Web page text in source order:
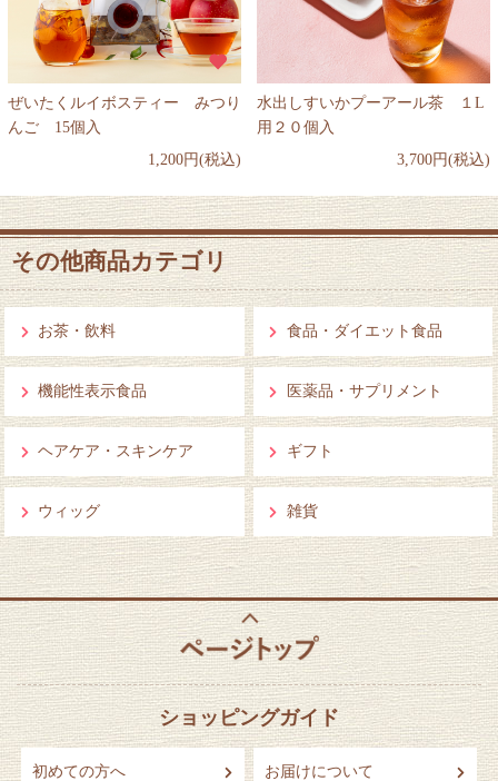
ぜいたくルイボスティー みつり
んご 15個入
1,200円(税込)
水出しすいかプーアール茶 １L
用２０個入
3,700円(税込)
その他商品カテゴリ
お茶・飲料 食品・ダイエット食品
機能性表示食品 医薬品・サプリメント
ヘアケア・スキンケア ギフト
ウィッグ 雑貨
ショッピングガイド
初めての方へ お届けについて